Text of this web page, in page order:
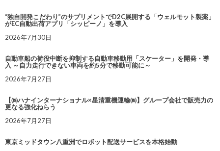
“独自開発こだわり”のサプリメントでD2C展開する「ウェルモット製薬」
がEC自動出荷アプリ「シッピーノ」を導入
2026年7月30日
自動車船の荷役中断を抑制する自動車移動用「スケーター」を開発・導
入 ～自力走行できない車両を約5分で移動可能に～
2026年7月27日
【㈱ハナインターナショナル×星清重機運輸㈱】グループ会社で販売力の
更なる強化ねらう
2026年7月27日
東京ミッドタウン八重洲でロボット配送サービスを本格始動